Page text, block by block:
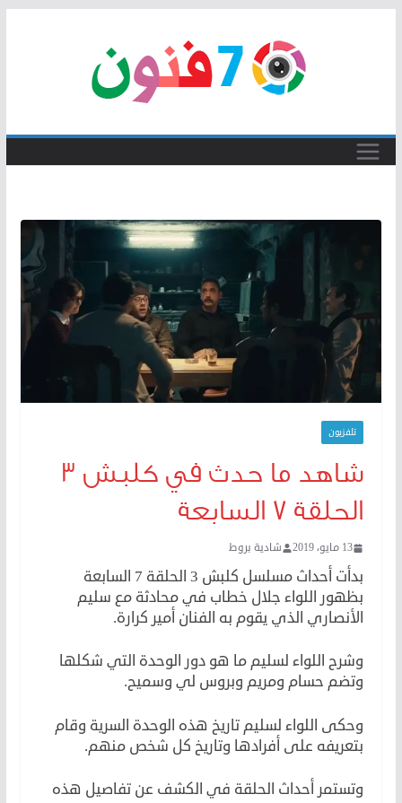
تلفزيون
شاهد ما حدث في كلبش 3
الحلقة 7 السابعة
13 مايو، 2019 شادية بروط
بدأت أحداث مسلسل كلبش 3 الحلقة 7 السابعة
بظهور اللواء جلال خطاب في محادثة مع سليم
الأنصاري الذي يقوم به الفنان أمير كرارة.
وشرح اللواء لسليم ما هو دور الوحدة التي شكلها
وتضم حسام ومريم وبروس لي وسميح.
وحكى اللواء لسليم تاريخ هذه الوحدة السرية وقام
بتعريفه على أفرادها وتاريخ كل شخص منهم.
وتستمر أحداث الحلقة في الكشف عن تفاصيل هذه